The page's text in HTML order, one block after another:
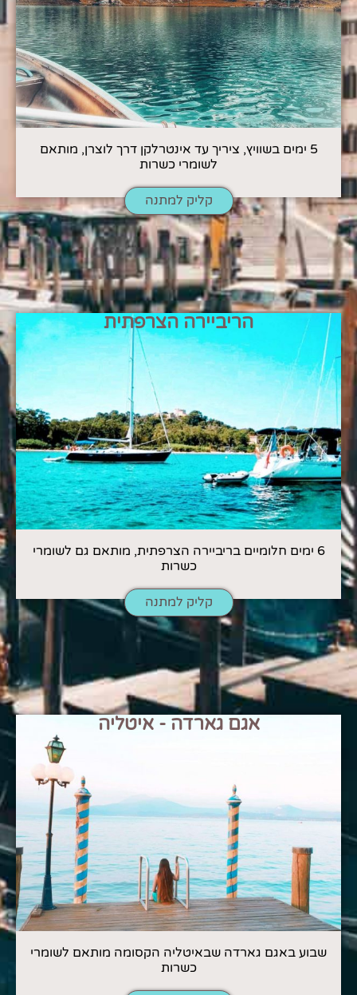
5 ימים בשוויץ, ציריך עד אינטרלקן דרך לוצרן, מותאם
לשומרי כשרות
קליק למתנה
הריביירה הצרפתית
6 ימים חלומיים בריביירה הצרפתית, מותאם גם לשומרי
כשרות
קליק למתנה
אגם גארדה - איטליה
שבוע באגם גארדה שבאיטליה הקסומה מותאם לשומרי
כשרות